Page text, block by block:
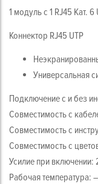
1 модуль с 1 RJ45 Кат.
Коннектор RJ45 UTP
Универсальная
Подключение с и без
Совместимость с
Совместимость с
Совместимость с
Усилие при включении:
Рабочая температура: